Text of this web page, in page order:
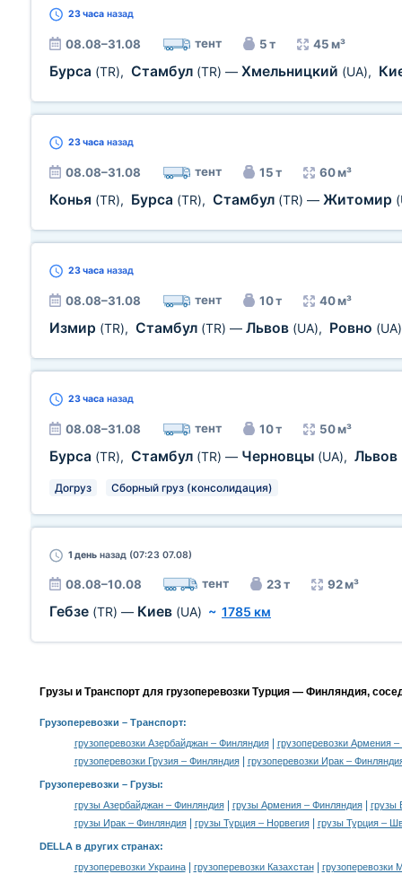
23 часа назад
08.08–31.08 тент 5 т 45 м³
Бурса (TR), Стамбул (TR) — Хмельницкий (UA),
23 часа назад
08.08–31.08 тент 15 т 60 м³
Конья (TR), Бурса (TR), Стамбул (TR) — Житомир
23 часа назад
08.08–31.08 тент 10 т 40 м³
Измир (TR), Стамбул (TR) — Львов (UA), Ровно (UA)
23 часа назад
08.08–31.08 тент 10 т 50 м³
Бурса (TR), Стамбул (TR) — Черновцы (UA), Львов
Догруз Сборный груз (консолидация)
1 день назад (07:23 07.08)
08.08–10.08 тент 23 т 92 м³
Гебзе (TR) — Киев (UA) ~ 1785 км
Грузы и Транспорт для грузоперевозки Турция — Финляндия,
Грузоперевозки – Транспорт:
грузоперевозки Азербайджан – Финляндия|
грузоперевозки Армения
грузоперевозки Грузия – Финляндия| грузоперевозки Ирак –
Грузоперевозки – Грузы:
грузы Азербайджан – Финляндия| грузы Армения – Финляндия|
грузы
грузы Ирак – Финляндия| грузы Турция – Норвегия| грузы Турция –
DELLA в других странах:
грузоперевозки Украина| грузоперевозки Казахстан|
грузоперевозки